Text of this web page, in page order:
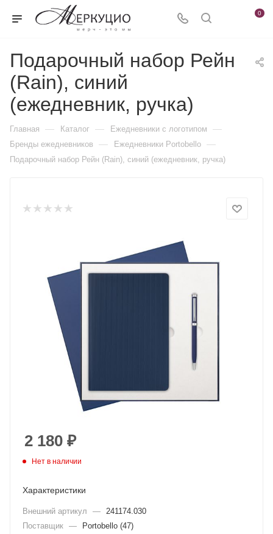
0
Подарочный набор Рейн
(Rain), синий
(ежедневник, ручка)
Главная — Каталог — Ежедневники c логотипом —
Бренды ежедневников — Ежедневники Portobello —
Подарочный набор Рейн (Rain), синий (ежедневник, ручка)
2 180 ₽
Нет в наличии
Характеристики
Внешний артикул —
241174.030
Поставщик —
Portobello (47)